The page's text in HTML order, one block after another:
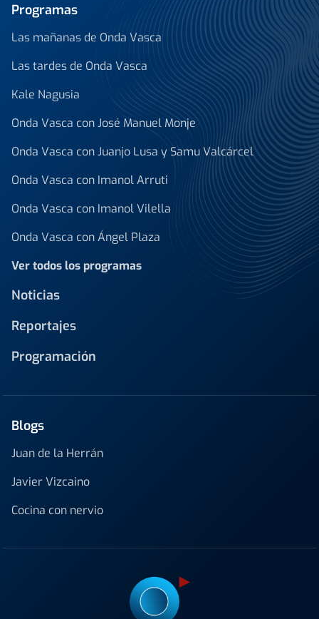
Programas
Las mañanas de Onda Vasca
Las tardes de Onda Vasca
Kale Nagusia
Onda Vasca con José Manuel Monje
Onda Vasca con Juanjo Lusa y Samu Valcárcel
Onda Vasca con Imanol Arruti
Onda Vasca con Imanol Vilella
Onda Vasca con Ángel Plaza
Ver todos los programas
Noticias
Reportajes
Programación
Blogs
Juan de la Herrán
Javier Vizcaino
Cocina con nervio